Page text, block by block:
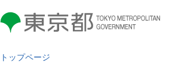
東京都 TOKYO METROPOLITAN
GOVERNMENT
トップページ